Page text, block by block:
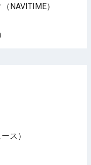
NAVITIME）
ス）